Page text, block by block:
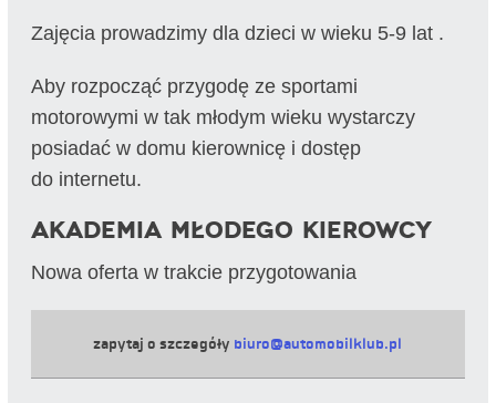
Zajęcia prowadzimy dla dzieci w wieku 5-9 lat .
Aby rozpocząć przygodę ze sportami
motorowymi w tak młodym wieku wystarczy
posiadać w domu kierownicę i dostęp
do internetu.
Akademia Młodego Kierowcy
Nowa oferta w trakcie przygotowania
zapytaj o szczegóły biuro@automobilklub.pl